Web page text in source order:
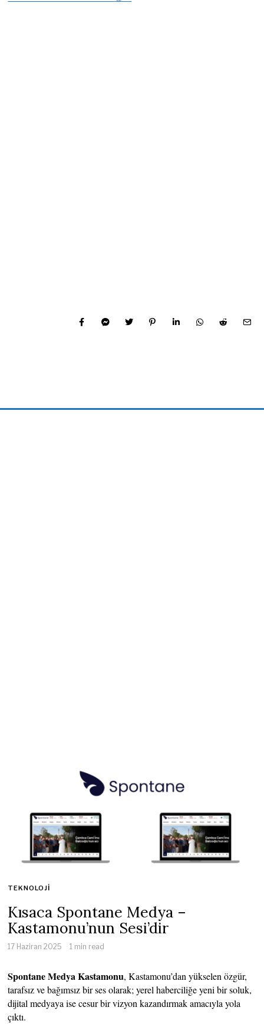
TEKNOLOJI
Kısaca Spontane Medya –
Kastamonu’nun Sesi’dir
17 Haziran 2025 1 min read
Spontane Medya Kastamonu, Kastamonu’dan yükselen özgür,
tarafsız ve bağımsız bir ses olarak; yerel haberciliğe yeni bir soluk,
dijital medyaya ise cesur bir vizyon kazandırmak amacıyla yola
çıktı.